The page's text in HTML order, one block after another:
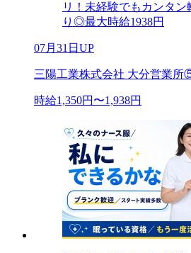
リ！未経験でもカンタ
り◎最大時給1938円
07月31日UP
三陽工業株式会社 大分営業所
時給1,350円〜1,938円